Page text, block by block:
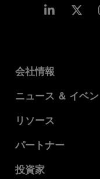
会社情報
AMD について
企業責任
キャリア
お問い合わせ
ニュース ＆ イベン
ニュースルーム
メディア ライブラリ
リソース
デベロッパー セント
ケース スタディ
パートナー
AMD パートナー ハブ
投資家